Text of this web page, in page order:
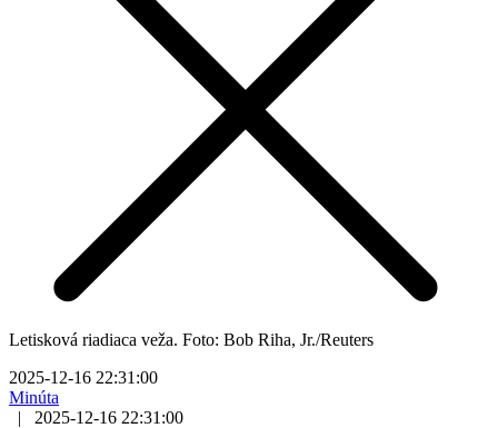
Letisková riadiaca veža. Foto: Bob Riha, Jr./Reuters
2025-12-16 22:31:00
Minúta
|
2025-12-16 22:31:00